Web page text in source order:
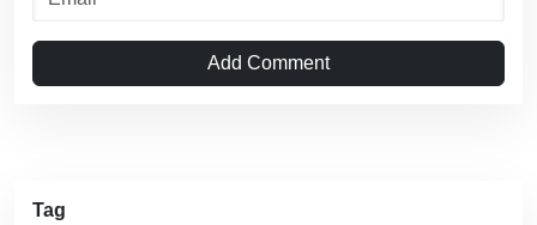
Add Comment
Tag